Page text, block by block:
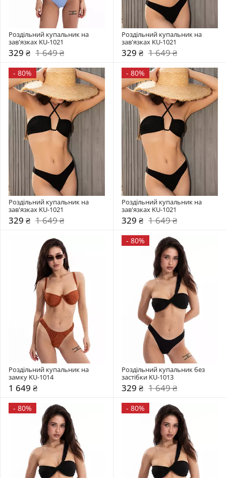
Роздільний купальник на
зав'язках KU-1021
329 ₴ 1 649 ₴
Роздільний купальник на
зав'язках KU-1021
329 ₴ 1 649 ₴
- 80%
Роздільний купальник на
зав'язках KU-1021
329 ₴ 1 649 ₴
- 80%
Роздільний купальник на
зав'язках KU-1021
329 ₴ 1 649 ₴
Роздільний купальник на
замку KU-1014
1 649 ₴
- 80%
Роздільний купальник без
застібки KU-1013
329 ₴ 1 649 ₴
- 80% - 80%